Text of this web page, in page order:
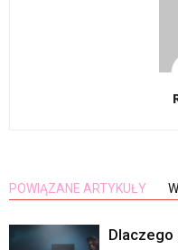
POWIĄZANE ARTYKUŁY
Dlaczego